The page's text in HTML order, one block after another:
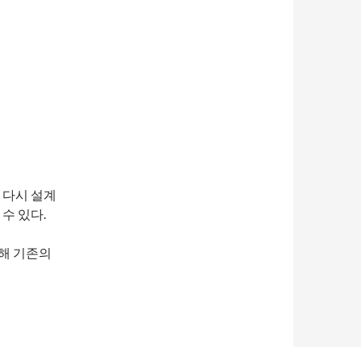
시 설계
있다.
기존의